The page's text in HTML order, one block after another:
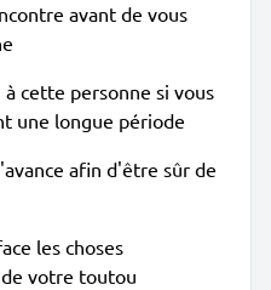
avant de vous
cette personne si vous
une longue période
afin d'être sûr de
les choses
votre toutou